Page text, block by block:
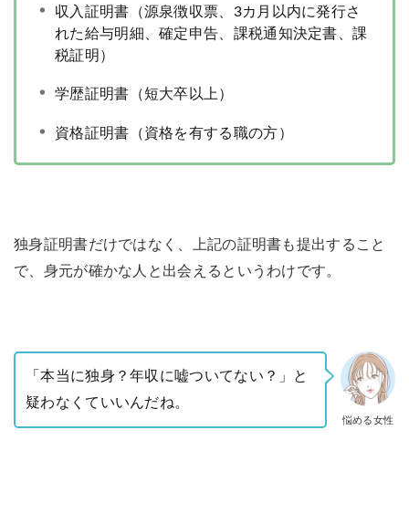
収入証明書（源泉徴収票、3カ月以内に発行さ
れた給与明細、確定申告、課税通知決定書、課
税証明）
学歴証明書（短大卒以上）
資格証明書（資格を有する職の方）
独身証明書だけではなく、上記の証明書も提出すること
で、身元が確かな人と出会えるというわけです。
悩める女性
「本当に独身？年収に嘘ついてない？」と
疑わなくていいんだね。